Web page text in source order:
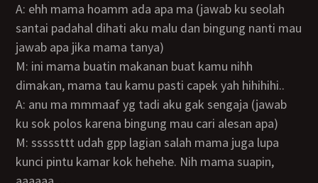
A: ehh mama hoamm ada apa ma (jawab ku seolah
santai padahal dihati aku malu dan bingung nanti mau
jawab apa jika mama tanya)
M: ini mama buatin makanan buat kamu nihh
dimakan, mama tau kamu pasti capek yah hihihihi..
A: anu ma mmmaaf yg tadi aku gak sengaja (jawab
ku sok polos karena bingung mau cari alesan apa)
M: sssssttt udah gpp lagian salah mama juga lupa
kunci pintu kamar kok hehehe. Nih mama suapin,